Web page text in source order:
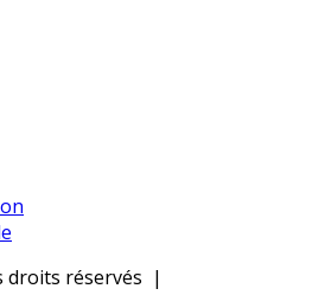
droits réservés |